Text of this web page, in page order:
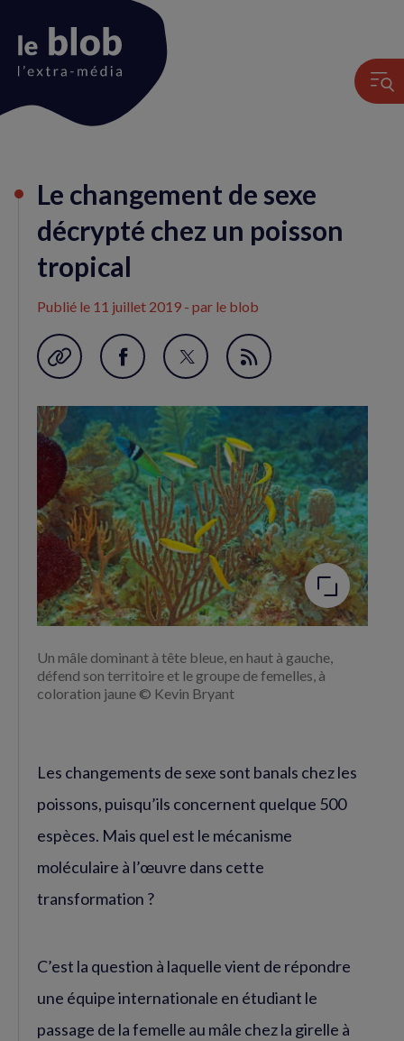
du
Le changement de sexe
décrypté chez un poisson
tropical
Publié le 11 juillet 2019 - par le blob
Garder en favori
Partager
Facebook
(nouvelle
fenêtre)
Partager
Twitter
(nouvelle
fenêtre)
Flux
Agrandir
l'image
Un mâle dominant à tête bleue, en haut à gauche,
défend son territoire et le groupe de femelles, à
coloration jaune © Kevin Bryant
Les changements de sexe sont banals chez les
poissons, puisqu’ils concernent quelque 500
espèces. Mais quel est le mécanisme
moléculaire à l’œuvre dans cette
transformation ?
C’est la question à laquelle vient de répondre
une équipe internationale en étudiant le
passage de la femelle au mâle chez la girelle à